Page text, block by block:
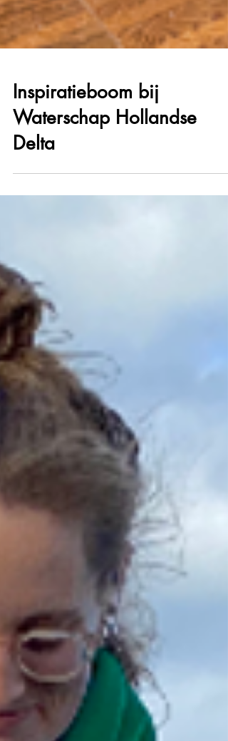
Inspiratieboom bij
Waterschap Hollandse
Delta